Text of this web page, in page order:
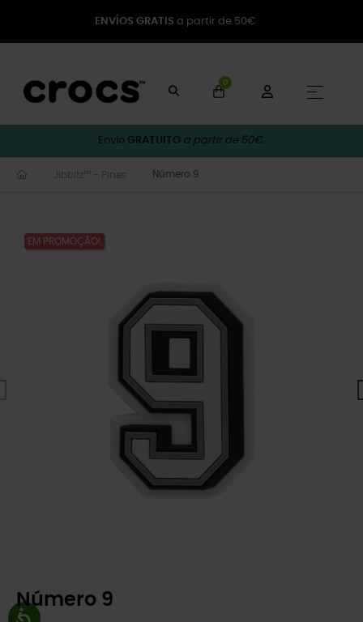
ENVÍOS GRATIS a partir de 50€
0
☰
Envio GRATUITO a partir de 50€.
Jibbitz™ - Pines Número 9
EM PROMOÇÃO!
Número 9